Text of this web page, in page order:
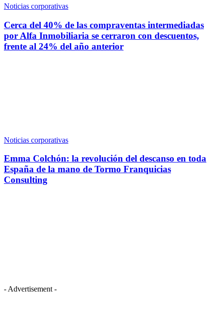
Noticias corporativas
Cerca del 40% de las compraventas intermediadas
por Alfa Inmobiliaria se cerraron con descuentos,
frente al 24% del año anterior
Noticias corporativas
Emma Colchón: la revolución del descanso en toda
España de la mano de Tormo Franquicias
Consulting
- Advertisement -